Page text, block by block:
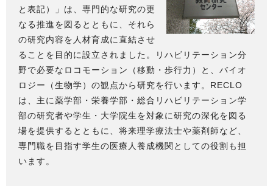
と表記）」は、専門的な研究の更
なる推進を図るとともに、それら
の研究内容を人材育成に直結させ
ることを目的に設立されました。リハビリテーション分
野で必要なロコモーション（移動・歩行力）と、バイオ
ロジー（生物学）の観点から研究を行います。RECLO
は、主に薬学部・栄養学部・総合リハビリテーション学
部の研究者や学生・大学院生を対象に研究の深化を図る
場を提供するとともに、将来理学療法士や薬剤師など、
専門職を目指す学生の医療人養成機関としての役割も担
います。